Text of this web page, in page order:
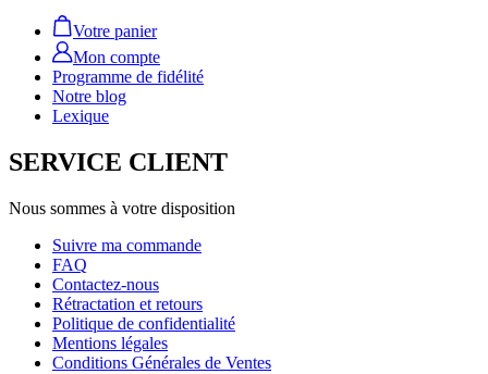
Votre panier
Mon compte
Programme de fidélité
Notre blog
Lexique
SERVICE CLIENT
Nous sommes à votre disposition
Suivre ma commande
FAQ
Contactez-nous
Rétractation et retours
Politique de confidentialité
Mentions légales
Conditions Générales de Ventes